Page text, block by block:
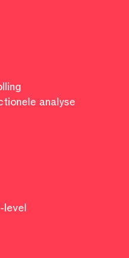
analyse
level